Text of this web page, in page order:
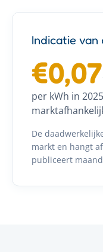
Indicatie van
€0,07
per kWh in
De
markt en hangt
publiceert